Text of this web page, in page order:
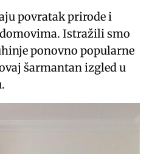
povratak prirode i
Istražili smo
ponovno popularne
šarmantan izgled u